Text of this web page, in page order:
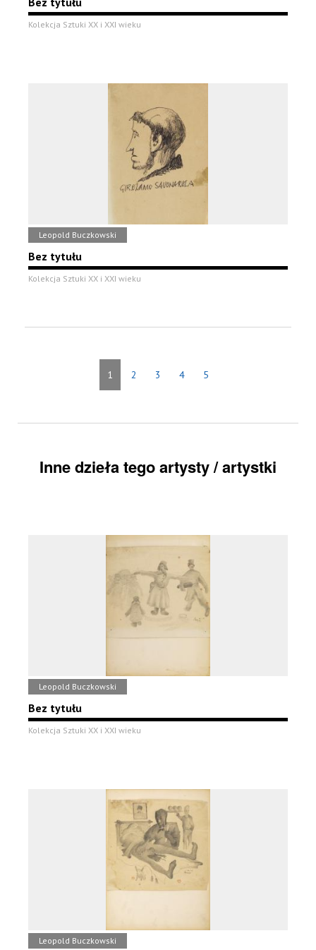
Kolekcja Sztuki XX i XXI wieku
Leopold Buczkowski
Bez tytułu
Kolekcja Sztuki XX i XXI wieku
1 2 3 4 5
Inne dzieła tego artysty / artystki
Leopold Buczkowski
Bez tytułu
Kolekcja Sztuki XX i XXI wieku
Leopold Buczkowski